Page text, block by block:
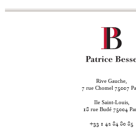
Rive Gauche,
7 rue Chomel 75007
Ile Saint-Louis,
18 rue Budé 75004
+33 1 42 84 80 85